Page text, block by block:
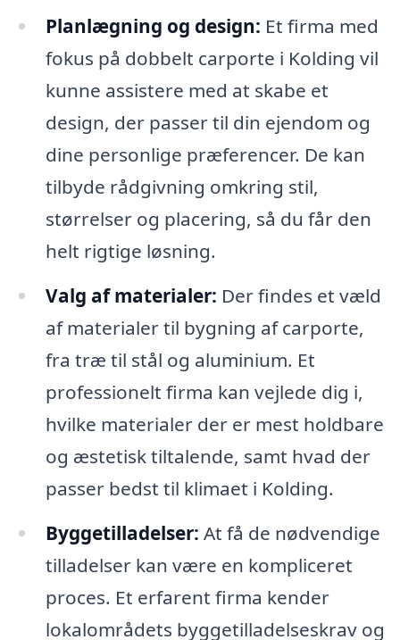
Planlægning og design: Et firma med
fokus på dobbelt carporte i Kolding vil
kunne assistere med at skabe et
design, der passer til din ejendom og
dine personlige præferencer. De kan
tilbyde rådgivning omkring stil,
størrelser og placering, så du får den
helt rigtige løsning.
Valg af materialer: Der findes et væld
af materialer til bygning af carporte,
fra træ til stål og aluminium. Et
professionelt firma kan vejlede dig i,
hvilke materialer der er mest holdbare
og æstetisk tiltalende, samt hvad der
passer bedst til klimaet i Kolding.
Byggetilladelser: At få de nødvendige
tilladelser kan være en kompliceret
proces. Et erfarent firma kender
lokalområdets byggetilladelseskrav og